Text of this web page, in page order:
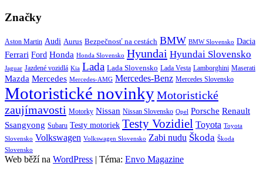
Značky
Aston Martin Audi Aurus Bezpečnosť na cestách BMW BMW Slovensko Dacia
Ferrari Ford Honda Honda Slovensko Hyundai Hyundai Slovensko
Jaguar Jazdené vozidlá Kia Lada Lada Slovensko Lada Vesta Lamborghini Maserati
Mazda Mercedes Mercedes-AMG Mercedes-Benz Mercedes Slovensko
Motoristické novinkyMotoristické
zaujímavosti Motorky Nissan Nissan Slovensko Opel Porsche Renault
Ssangyong Subaru Testy motoriek Testy Vozidiel Toyota Toyota
Slovensko Volkswagen Volkswagen Slovensko Zabi nudu Škoda Škoda
Slovensko
Web běží na WordPress | Téma: Envo Magazine